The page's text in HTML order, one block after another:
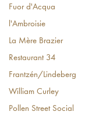
Fuor d'Acqua
l'Ambroisie
La Mère Brazier
Restaurant 34
Frantzén/Lindeberg
William Curley
Pollen Street Social